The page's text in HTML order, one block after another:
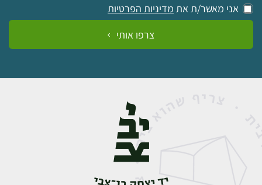
אני מאשר/ת את מדיניות הפרטיות
צרפו אותי